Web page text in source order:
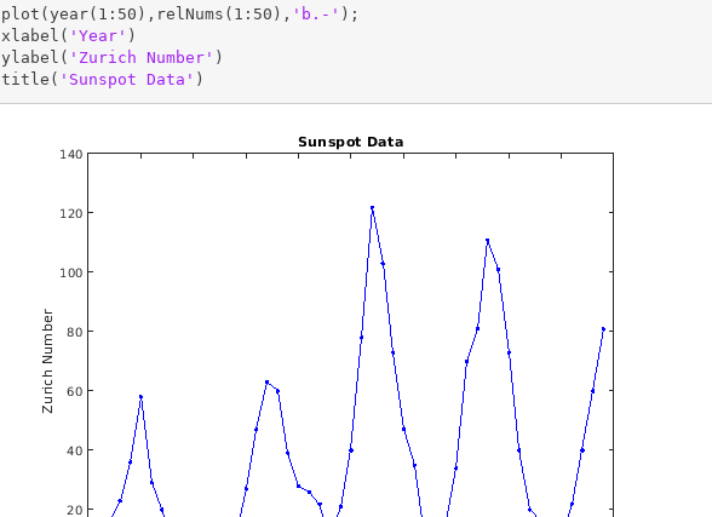
plot(year(1:50),relNums(1:50), 'b.-' );
xlabel( 'Year' )
ylabel( 'Zurich Number' )
title( 'Sunspot Data' )